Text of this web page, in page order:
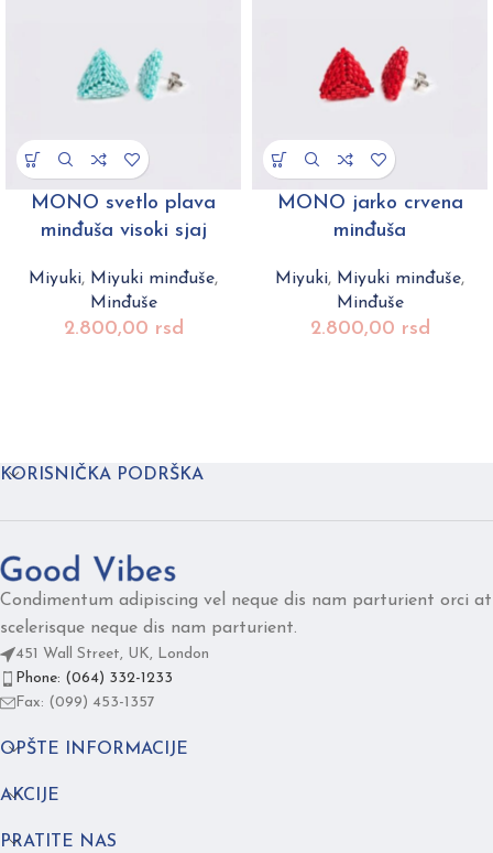
MONO svetlo plava
minđuša visoki sjaj
Miyuki, Miyuki minđuše,
Minđuše
2.800,00 rsd
MONO jarko crvena
minđuša
Miyuki, Miyuki minđuše,
Minđuše
2.800,00 rsd
KORISNIČKA PODRŠKA
Condimentum adipiscing vel neque dis nam parturient orci at
scelerisque neque dis nam parturient.
451 Wall Street, UK, London
Phone: (064) 332-1233
Fax: (099) 453-1357
OPŠTE INFORMACIJE
AKCIJE
PRATITE NAS